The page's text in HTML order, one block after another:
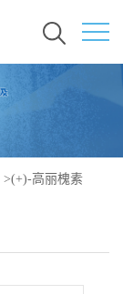
>(+)-高丽槐素